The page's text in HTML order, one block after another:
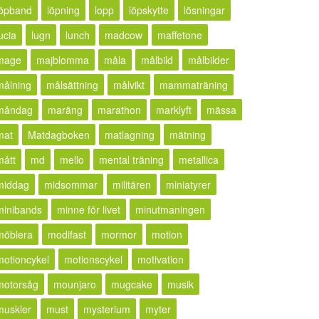
löpning lopp löpskytte
lösningar
lugn lunch madcow
maffetone
majblomma måla målbild
målbilder
målsättning målvikt
mammaträning
maräng marathon marklyft
mässa
Matdagboken matlagning
mätning
md mello mental träning
metallica
midsommar militären
miniatyrer
minne för livet
minutmaningen
modifast mormor
motion
motionscykel
motivation
mounjaro mugcake
musik
must mysterium myter